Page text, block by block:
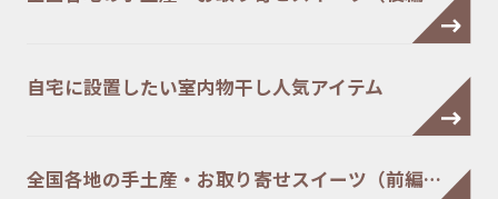
自宅に設置したい室内物干し人気アイテム
全国各地の手土産・お取り寄せスイーツ（前編…